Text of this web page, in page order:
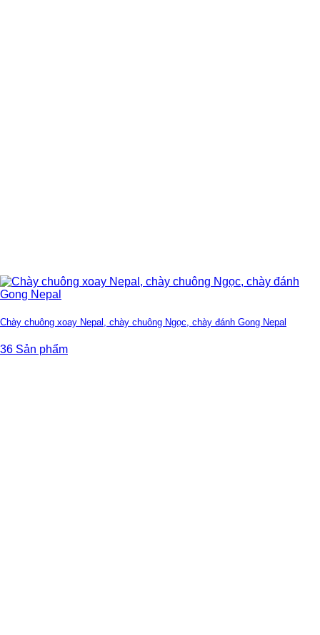
Chày chuông xoay Nepal, chày chuông Ngọc, chày đánh Gong Nepal
36 Sản phẩm